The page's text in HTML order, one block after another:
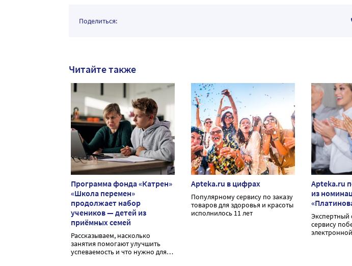
Поделиться:
Читайте также
Программа фонда «Катрен»
«Школа перемен»
продолжает набор
учеников — детей из
приёмных семей
Рассказываем, насколько
занятия помогают улучшить
успеваемость и что нужно для
Apteka.ru в цифрах
Популярному сервису по заказу
товаров для здоровья и красоты
исполнилось 11 лет
Apteka.ru
из
Экспертный
сервису